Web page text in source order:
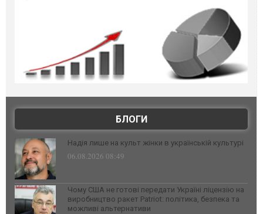
БЛОГИ
Надія лише на культ жінки в українській культурі
06.08.2026 08:49
Чому США не готові передати Україні ліцензію на
виробництво ракет Patriot: політика, безпека та
можливі альтернативи